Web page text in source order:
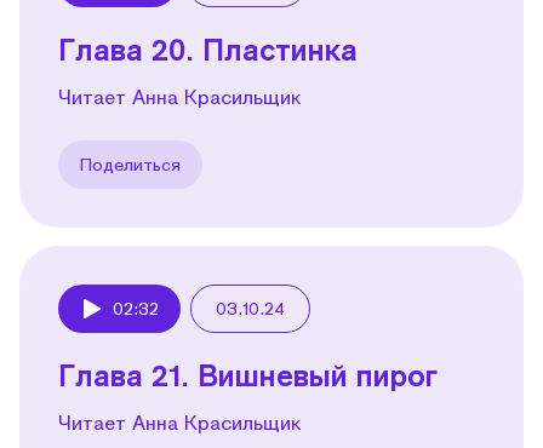
Глава 20. Пластинка
Читает Анна Красильщик
Поделиться
02:32 03.10.24
Глава 21. Вишневый пирог
Читает Анна Красильщик